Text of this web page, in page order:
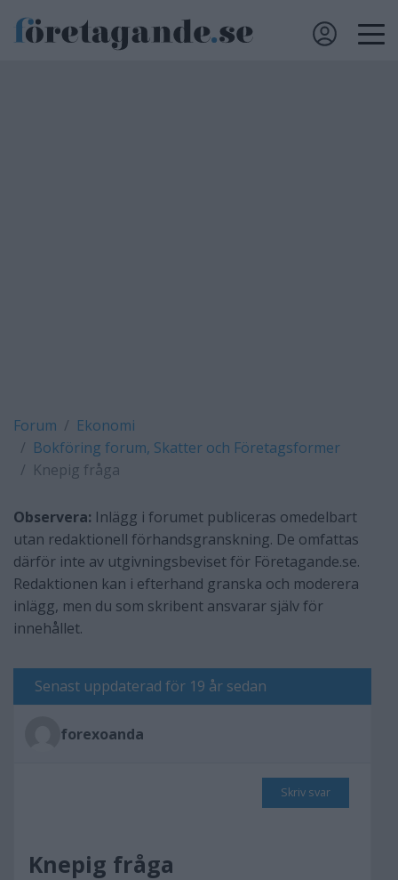
Forum
Ekonomi
Bokföring forum, Skatter och Företagsformer
Knepig fråga
Observera: Inlägg i forumet publiceras omedelbart
utan redaktionell förhandsgranskning. De omfattas
därför inte av utgivningsbeviset för Företagande.se.
Redaktionen kan i efterhand granska och moderera
inlägg, men du som skribent ansvarar själv för
innehållet.
Senast uppdaterad för 19 år sedan
forexoanda
Skriv svar
Knepig fråga